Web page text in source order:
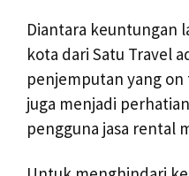
Diantara keuntungan
kota dari Satu Travel
penjemputan yang on
juga menjadi
pengguna jasa rental